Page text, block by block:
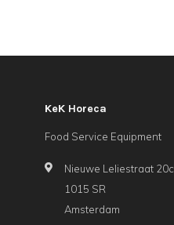
KeK Horeca
Food Service Equipment
Nieuwe Leliestraat 20c
1015 SR
Amsterdam